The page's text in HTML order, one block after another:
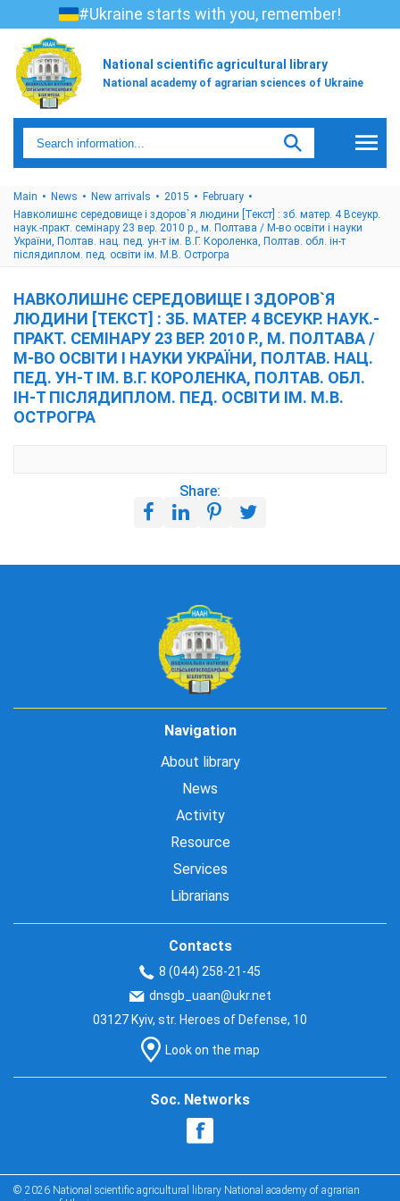
#Ukraine starts with you, remember!
National scientific agricultural library
National academy of agrarian sciences of Ukraine
Main News New arrivals 2015
February
Навколишнє середовище і здоров`я людини [Текст] : зб. матер. 4 Всеукр.
наук.-практ. семінару 23 вер. 2010 р., м. Полтава / М-во освіти і науки
України, Полтав. нац. пед. ун-т ім. В.Г. Короленка, Полтав. обл. ін-т
післядиплом. пед. освіти ім. М.В. Острогра
НАВКОЛИШНЄ СЕРЕДОВИЩЕ І ЗДОРОВ`Я
ЛЮДИНИ [ТЕКСТ] : ЗБ. МАТЕР. 4 ВСЕУКР. НАУК.-
ПРАКТ. СЕМІНАРУ 23 ВЕР. 2010 Р., М. ПОЛТАВА /
М-ВО ОСВІТИ І НАУКИ УКРАЇНИ, ПОЛТАВ. НАЦ.
ПЕД. УН-Т ІМ. В.Г. КОРОЛЕНКА, ПОЛТАВ. ОБЛ.
ІН-Т ПІСЛЯДИПЛОМ. ПЕД. ОСВІТИ ІМ. М.В.
ОСТРОГРА
Share:
Navigation
About library
News
Activity
Resource
Services
Librarians
Contacts
8 (044) 258-21-45
dnsgb_uaan@ukr.net
03127 Kyiv, str. Heroes of Defense, 10
Look on the map
Soc. Networks
© 2026 National scientific agricultural library National academy of agrarian